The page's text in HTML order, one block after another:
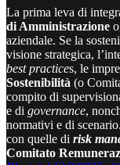
La prima leva di
di Amministrazione
aziendale. Se la
visione strategica,
best practices, le
Sostenibilità (o
compito di
e di governance,
normativi e di
con quelle di risk
Comitato